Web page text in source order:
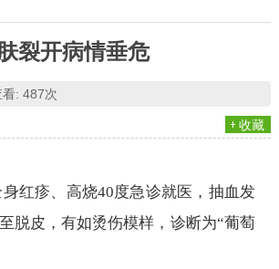
裂开病情垂危
看: 487次
收藏
红疹、高烧40度急诊就医，抽血发
脱皮，有如烫伤模样，诊断为“葡萄